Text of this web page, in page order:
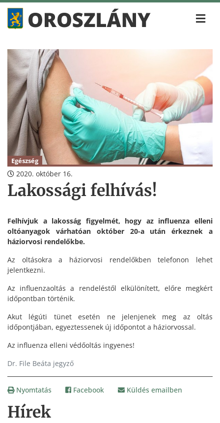
Hírek
Egészség
2020. október 16.
Lakossági felhívás!
Felhívjuk a lakosság figyelmét, hogy az influenza elleni
oltóanyagok várhatóan október 20-a után érkeznek a
háziorvosi rendelőkbe.
Az oltásokra a háziorvosi rendelőkben telefonon lehet
jelentkezni.
Az influenzaoltás a rendeléstől elkülönített, előre megkért
időpontban történik.
Akut légúti tünet esetén ne jelenjenek meg az oltás
időpontjában, egyeztessenek új időpontot a háziorvossal.
Az influenza elleni védőoltás ingyenes!
Dr. File Beáta jegyző
Nyomtatás Facebook Küldés emailben